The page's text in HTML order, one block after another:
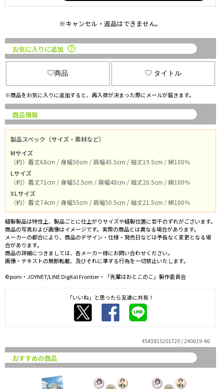
※キャンセル・返品はできません。
お気に入りに追加
商品 タイトル
※商品をお気に入りに追加すると、再入荷が決まった際にメールが届きます。
商品情報
製品スペック（サイズ・素材など）
Mサイズ
（約）着丈68cm / 身幅50cm / 肩幅45.5cm / 袖丈19.5cm / 綿100％
Lサイズ
（約）着丈71cm / 身幅52.5cm / 肩幅48cm / 袖丈20.5cm / 綿100％
XLサイズ
（約）着丈74cm / 身幅55cm / 肩幅50.5cm / 袖丈21.5cm / 綿100％
縫製製品は特性上、製品ごとに仕上がりサイズや縫製位置に若干のずれがございます。
商品の写真および画像はイメージです。実際の商品とは異なる場合があります。
メーカーの都合により、商品のデザイン・仕様・発売日などは予告なく変更となる場
合があります。
商品の詳細につきましては、各メーカー様にお問い合わせください。
画像・テキストの無断転載、及びそれに準ずる行為を一切禁止いたします。
©pom・JOYNET/LINE Digital Frontier・「先輩はおとこのこ」製作委員会
「いいね」と思ったら友達に共有！
4543815201720 / 240619-46
おすすめの商品